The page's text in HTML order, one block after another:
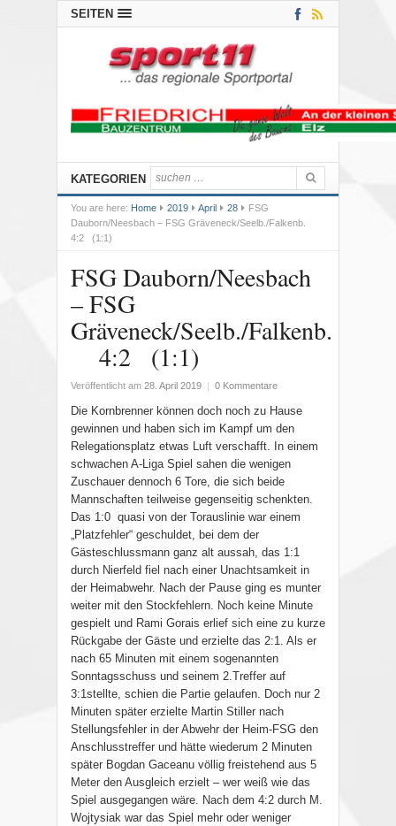
SEITEN
KATEGORIEN
You are here: Home 2019 April 28
FSG
Dauborn/Neesbach – FSG Gräveneck/Seelb./Falkenb.
4:2 (1:1)
FSG Dauborn/Neesbach
– FSG
Gräveneck/Seelb./Falkenb.
4:2 (1:1)
Veröffentlicht am 28. April 2019 0 Kommentare
Die Kornbrenner können doch noch zu Hause
gewinnen und haben sich im Kampf um den
Relegationsplatz etwas Luft verschafft. In einem
schwachen A-Liga Spiel sahen die wenigen
Zuschauer dennoch 6 Tore, die sich beide
Mannschaften teilweise gegenseitig schenkten.
Das 1:0 quasi von der Torauslinie war einem
„Platzfehler“ geschuldet, bei dem der
Gästeschlussmann ganz alt aussah, das 1:1
durch Nierfeld fiel nach einer Unachtsamkeit in
der Heimabwehr. Nach der Pause ging es munter
weiter mit den Stockfehlern. Noch keine Minute
gespielt und Rami Gorais erlief sich eine zu kurze
Rückgabe der Gäste und erzielte das 2:1. Als er
nach 65 Minuten mit einem sogenannten
Sonntagsschuss und seinem 2.Treffer auf
3:1stellte, schien die Partie gelaufen. Doch nur 2
Minuten später erzielte Martin Stiller nach
Stellungsfehler in der Abwehr der Heim-FSG den
Anschlusstreffer und hätte wiederum 2 Minuten
später Bogdan Gaceanu völlig freistehend aus 5
Meter den Ausgleich erzielt – wer weiß wie das
Spiel ausgegangen wäre. Nach dem 4:2 durch M.
Wojtysiak war das Spiel mehr oder weniger